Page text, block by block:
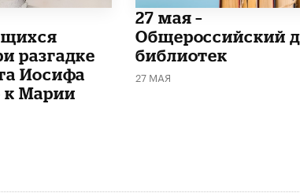
разгадке
Иосифа
к Марии
​27 мая –
Общероссийский
библиотек
27 МАЯ